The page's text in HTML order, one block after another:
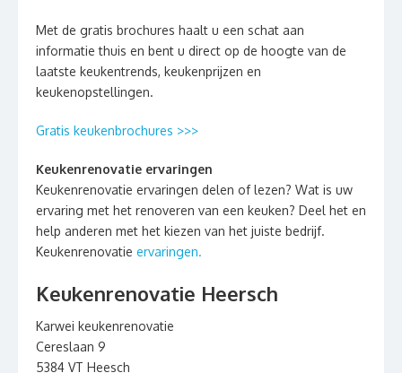
Met de gratis brochures haalt u een schat aan
informatie thuis en bent u direct op de hoogte van de
laatste keukentrends, keukenprijzen en
keukenopstellingen.
Gratis keukenbrochures >>>
Keukenrenovatie ervaringen
Keukenrenovatie ervaringen delen of lezen? Wat is uw
ervaring met het renoveren van een keuken? Deel het en
help anderen met het kiezen van het juiste bedrijf.
Keukenrenovatie ervaringen.
Keukenrenovatie Heersch
Karwei keukenrenovatie
Cereslaan 9
5384 VT Heesch